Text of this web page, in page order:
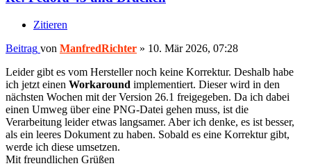
Zitieren
Beitrag von ManfredRichter » 10. Mär 2026, 07:28
Leider gibt es vom Hersteller noch keine Korrektur. Deshalb habe
ich jetzt einen Workaround implementiert. Dieser wird in den
nächsten Wochen mit der Version 26.1 freigegeben. Da ich dabei
einen Umweg über eine PNG-Datei gehen muss, ist die
Verarbeitung leider etwas langsamer. Aber ich denke, es ist besser,
als ein leeres Dokument zu haben. Sobald es eine Korrektur gibt,
werde ich diese umsetzen.
Mit freundlichen Grüßen